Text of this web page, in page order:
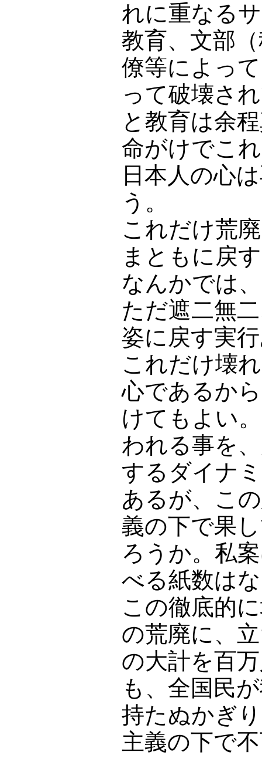
れに重なる
教育、文部
僚等によっ
って破壊さ
と教育は余
命がけでこ
日本人の心
う。
これだけ荒
まともに戻
なんかでは
ただ遮二無
姿に戻す実
これだけ壊
心であるか
けてもよい
われる事を
するダイナ
あるが、こ
義の下で果
ろうか。私
べる紙数は
この徹底的
の荒廃に、
の大計を百
も、全国民
持たぬかぎ
主義の下で